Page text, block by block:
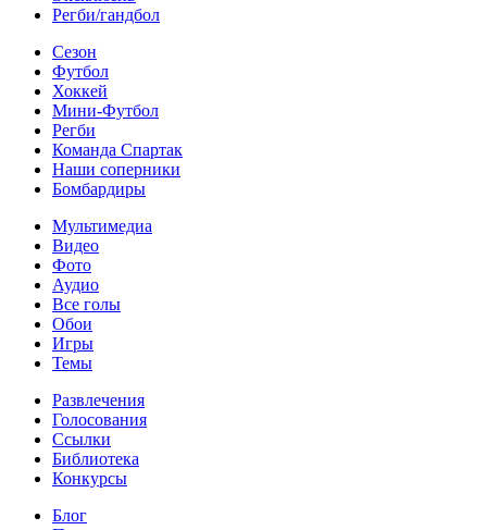
Регби/гандбол
Сезон
Футбол
Хоккей
Мини-Футбол
Регби
Команда Спартак
Наши соперники
Бомбардиры
Мультимедиа
Видео
Фото
Аудио
Все голы
Обои
Игры
Темы
Развлечения
Голосования
Ссылки
Библиотека
Конкурсы
Блог